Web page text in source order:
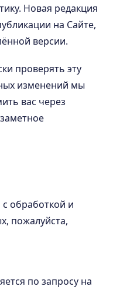
Новая редакция
на Сайте,
версии.
проверять эту
изменений мы
вас через
обработкой и
пожалуйста,
по запросу на